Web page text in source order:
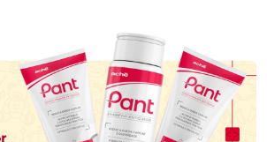
Destaque